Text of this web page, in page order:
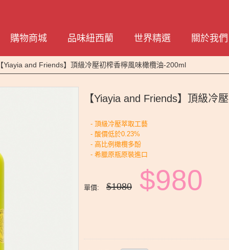
購物商城 品味紐西蘭 世界精選 關於我們
【Yiayia and Friends】頂級冷壓初榨香檸風味橄欖油-200ml
【Yiayia and Friends】頂級冷
- 頂級冷壓萃取工藝
- 酸價低於0.23%
- 高比例橄欖多酚
- 希臘原瓶原裝進口
單價: $1080 $980